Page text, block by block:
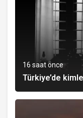
16 saat önce
Türkiye’de